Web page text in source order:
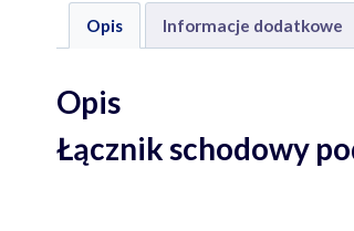
Opis Informacje dodatkowe
Opis
Łącznik schodowy